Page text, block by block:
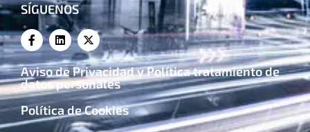
SÍGUENOS
Aviso de Privacidad y Política tratamiento de
datos personales
Política de Cookies